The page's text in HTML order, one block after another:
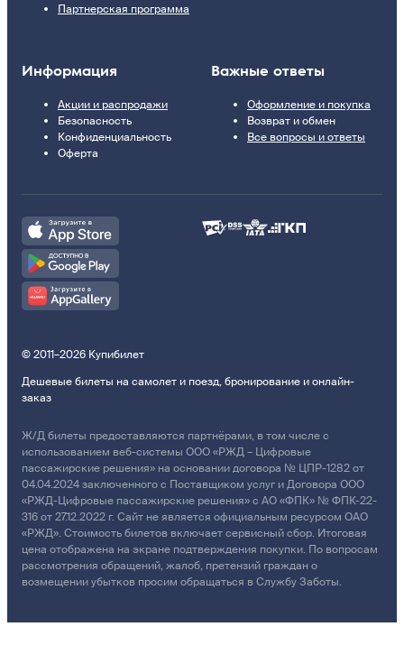
Партнерская программа
Информация
Акции и распродажи
Безопасность
Конфиденциальность
Оферта
Важные ответы
Оформление и покупка
Возврат и обмен
Все вопросы и ответы
© 2011–2026 Купибилет
Дешевые билеты на самолет и поезд, бронирование и онлайн-
заказ
Ж/Д билеты предоставляются партнёрами, в том числе с
использованием веб-системы ООО «РЖД – Цифровые
пассажирские решения» на основании договора № ЦПР-1282 от
04.04.2024 заключенного с Поставщиком услуг и Договора ООО
«РЖД-Цифровые пассажирские решения» с АО «ФПК» № ФПК-22-
316 от 27.12.2022 г. Сайт не является официальным ресурсом ОАО
«РЖД». Стоимость билетов включает сервисный сбор. Итоговая
цена отображена на экране подтверждения покупки. По вопросам
рассмотрения обращений, жалоб, претензий граждан о
возмещении убытков просим обращаться в Службу Заботы.